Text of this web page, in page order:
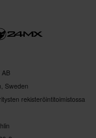
AB
Sweden
rekisteröintitoimistossa